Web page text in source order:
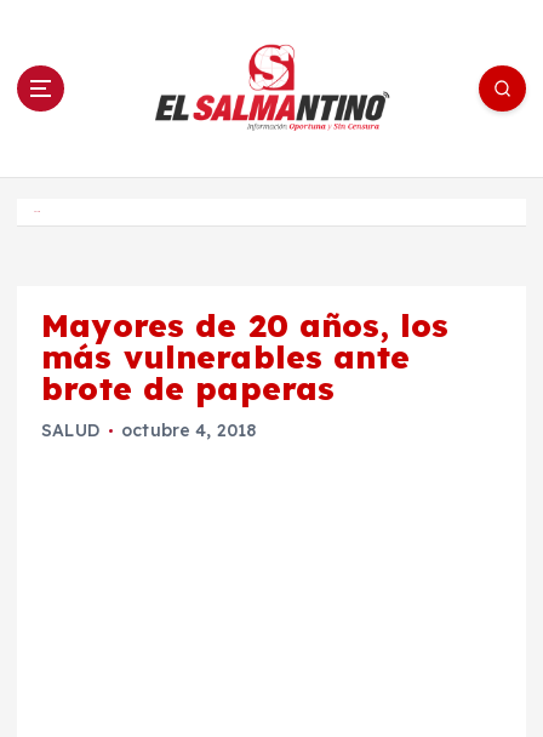
n El Salmantino - medios/noticias/editorial
Mayores de 20 años, los
más vulnerables ante
brote de paperas
SALUD octubre 4, 2018